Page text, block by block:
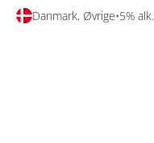
Danmark, Øvrige 5% alk.